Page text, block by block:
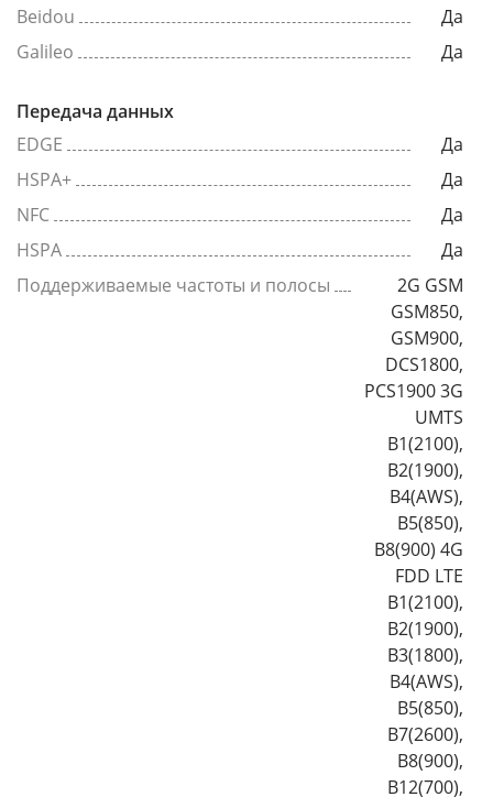
Beidou
Да
Galileo
Да
Передача данных
EDGE
Да
HSPA+
Да
NFC
Да
HSPA
Да
Поддерживаемые частоты и полосы
2G GSM
GSM850,
GSM900,
DCS1800,
PCS1900 3G
UMTS
B1(2100),
B2(1900),
B4(AWS),
B5(850),
B8(900) 4G
FDD LTE
B1(2100),
B2(1900),
B3(1800),
B4(AWS),
B5(850),
B7(2600),
B8(900),
B12(700),